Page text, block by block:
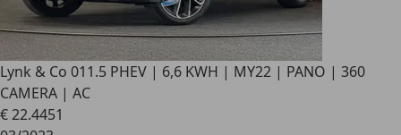
Lynk & Co 011.5 PHEV | 6,6 KWH | MY22 | PANO | 360
CAMERA | AC
€ 22.4451